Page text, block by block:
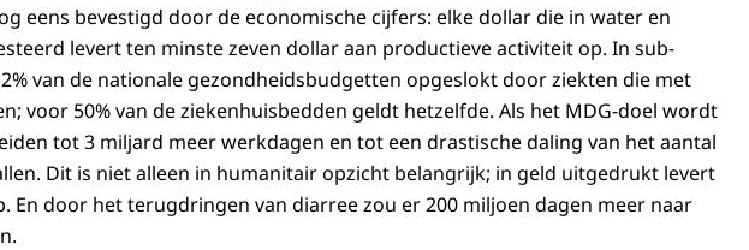
eens bevestigd door de economische cijfers: elke dollar die in water en
levert ten minste zeven dollar aan productieve activiteit op. In sub-
van de nationale gezondheidsbudgetten opgeslokt door ziekten die met
voor 50% van de ziekenhuisbedden geldt hetzelfde. Als het MDG-doel wordt
tot 3 miljard meer werkdagen en tot een drastische daling van het aantal
Dit is niet alleen in humanitair opzicht belangrijk; in geld uitgedrukt levert
En door het terugdringen van diarree zou er 200 miljoen dagen meer naar